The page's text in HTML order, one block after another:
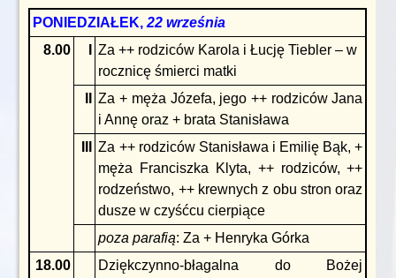
PONIEDZIAŁEK, 22 września
8.00
Za ++ rodziców Karola i Łucję Tiebler – w
rocznicę śmierci matki
Za + męża Józefa, jego ++ rodziców Jana
i Annę oraz + brata Stanisława
Za ++ rodziców Stanisława i Emilię Bąk, +
męża Franciszka Klyta, ++ rodziców, ++
rodzeństwo, ++ krewnych z obu stron oraz
dusze w czyśćcu cierpiące
poza parafią: Za + Henryka Górka
18.00
Dziękczynno-błagalna do Bożej